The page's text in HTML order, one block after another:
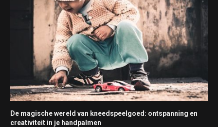
De magische wereld van kneedspeelgoed: ontspanning en
creativiteit in je handpalmen